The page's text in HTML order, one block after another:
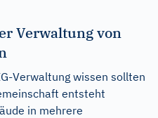
Verwaltung von
Verwaltung wissen sollten
entsteht
in mehrere